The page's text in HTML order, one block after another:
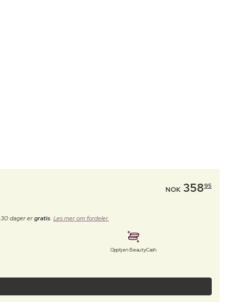
NOK 35895
dager ergratis. Les mer om fordeler.
Opptjen BeautyCash